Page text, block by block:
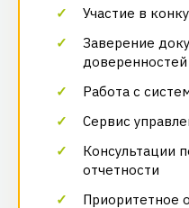
Участие в
Заверение
доверенностей
Работа с
Сервис
Консультации
отчетности
Приоритетное